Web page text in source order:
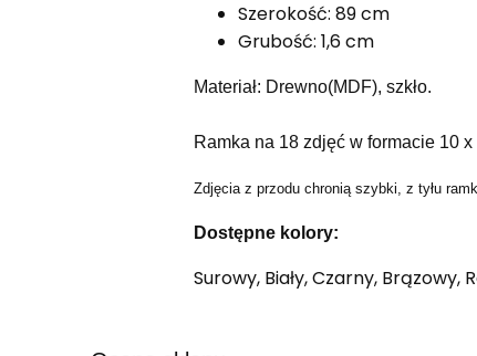
Szerokość: 89 cm
Grubość: 1,6 cm
Materiał: Drewno(MDF), szkło.
Ramka na 18 zdjęć w formacie 10
Zdjęcia z przodu chronią szybki, z tyłu
Dostępne kolory:
Surowy, Biały, Czarny, Brązowy,